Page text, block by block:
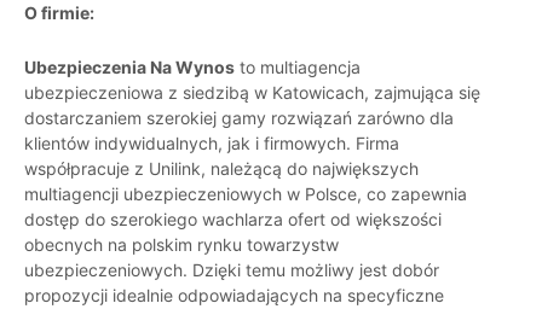
O firmie:
Ubezpieczenia Na Wynos to multiagencja
ubezpieczeniowa z siedzibą w Katowicach, zajmująca się
dostarczaniem szerokiej gamy rozwiązań zarówno dla
klientów indywidualnych, jak i firmowych. Firma
współpracuje z Unilink, należącą do największych
multiagencji ubezpieczeniowych w Polsce, co zapewnia
dostęp do szerokiego wachlarza ofert od większości
obecnych na polskim rynku towarzystw
ubezpieczeniowych. Dzięki temu możliwy jest dobór
propozycji idealnie odpowiadających na specyficzne